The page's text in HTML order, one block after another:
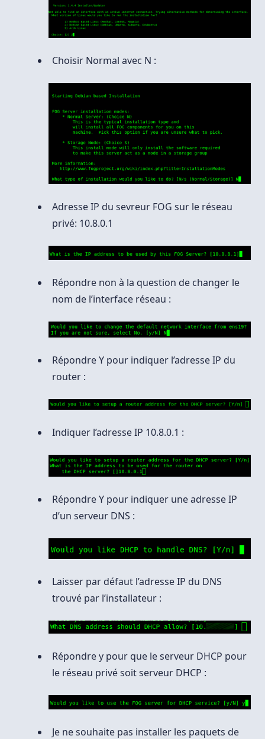
Choisir Normal avec N :
Adresse IP du sevreur FOG sur le réseau
privé: 10.8.0.1
Répondre non à la question de changer le
nom de l’interface réseau :
Répondre Y pour indiquer l’adresse IP du
router :
Indiquer l’adresse IP 10.8.0.1 :
Répondre Y pour indiquer une adresse IP
d’un serveur DNS :
Laisser par défaut l’adresse IP du DNS
trouvé par l’installateur :
Répondre y pour que le serveur DHCP pour
le réseau privé soit serveur DHCP :
Je ne souhaite pas installer les paquets de